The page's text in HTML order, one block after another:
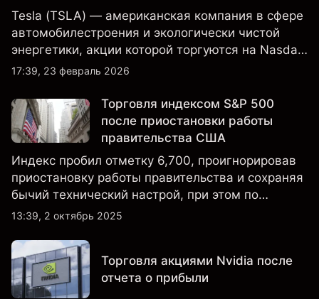
Tesla (TSLA) — американская компания в сфере
автомобилестроения и экологически чистой
энергетики, акции которой торгуются на Nasdaq
и находятся под пристальным вниманием
результатами, данными о поставках и развитием
технологий и производства.
17:39, 23 февраль 2026
Торговля индексом S&P 500
после приостановки работы
правительства США
Индекс пробил отметку 6,700, проигнорировав
приостановку работы правительства и сохраняя
бычий технический настрой, при этом по
настроениям клиенты остаются
13:39, 2 октябрь 2025
Торговля акциями Nvidia после
отчета о прибыли